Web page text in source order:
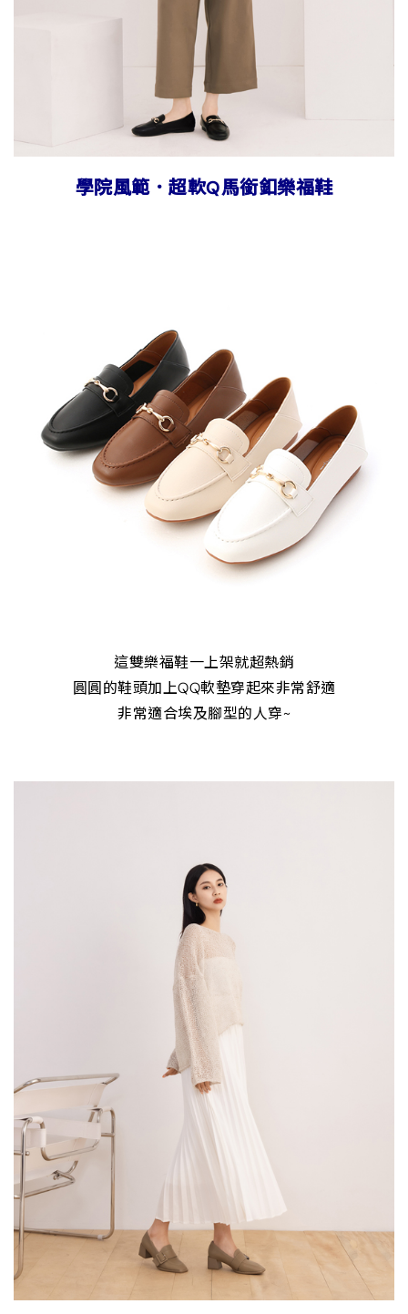
學院風範．超軟Q馬銜釦樂福鞋
這雙樂福鞋一上架就超熱銷
圓圓的鞋頭加上QQ軟墊穿起來非常舒適
非常適合埃及腳型的人穿~